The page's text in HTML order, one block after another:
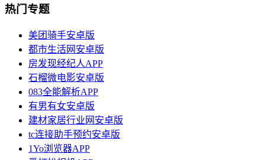
热门专题
美团骑手安卓版
都市生活网安卓版
房发现经纪人APP
石榴微电影安卓版
083全能解析APP
有男有女安卓版
建材家居行业网安卓版
tc连接助手预约安卓版
1Yo浏览器APP